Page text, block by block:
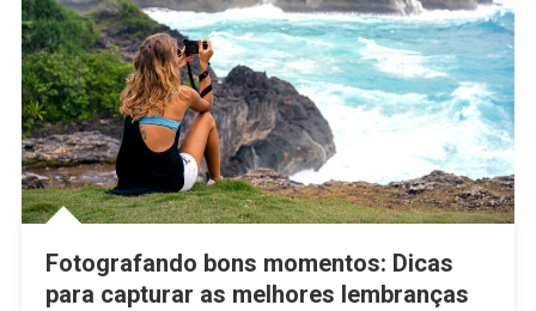
Fotografando bons momentos: Dicas
para capturar as melhores lembranças